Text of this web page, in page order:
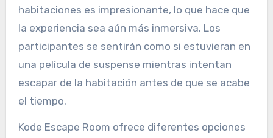
habitaciones es impresionante, lo que hace que
la experiencia sea aún más inmersiva. Los
participantes se sentirán como si estuvieran en
una película de suspense mientras intentan
escapar de la habitación antes de que se acabe
el tiempo.
Kode Escape Room ofrece diferentes opciones